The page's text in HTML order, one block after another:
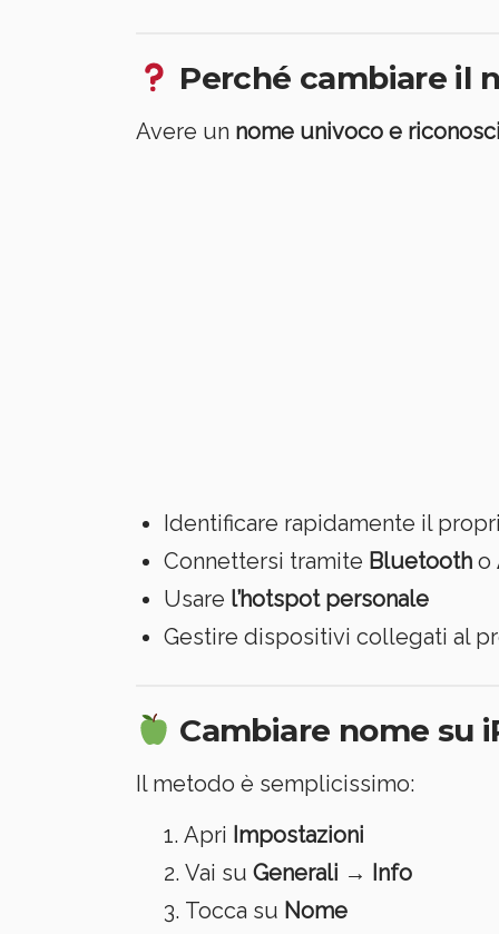
Perché cambiare il
Avere un nome univoco e
Identificare rapidamente il
Connettersi tramite Bluetooth o
Usare l’hotspot personale
Gestire dispositivi collegati al
Cambiare nome su
Il metodo è semplicissimo:
Apri Impostazioni
Vai su Generali →
Info
Tocca su Nome